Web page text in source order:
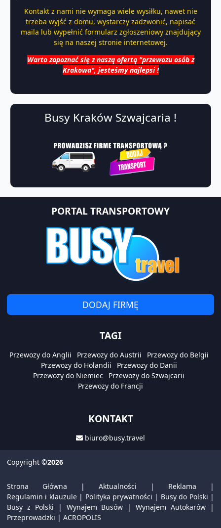
Kontakt z nami nie wymaga wiele wysiłku, nawet nie
trzeba wyjść z domu, wystarczy zadzwonić, napisać
maila lub wypełnić formularz zgłoszeniowy znajdujący
się na naszej stronie internetowej.
Warto zapoznać się z naszą ofertą "przewozu osób z
Krakowa", jesteśmy najlepsi !
Busy Kraków Szwajcaria !
PORTAL TRANSPORTOWY
DODAJ FIRMĘ
TAGI
Przewozy do Anglii Przewozy do Austrii
Przewozy do Belgii
Przewozy do Holandii
Przewozy do Danii
Przewozy do Niemiec
Przewozy do Szwajcarii
Przewozy do Francji
KONTAKT
biuro@busy.travel
Copyright ©2026
Strona Główna | Aktualności | Reklama |
Regulamin i klauzule| Polityka prywatności | Busy do Polski |
Busy z Polski | Wynajem Busów |Wynajem Autokarów |
Przeprowadzki | ACROPOLIS